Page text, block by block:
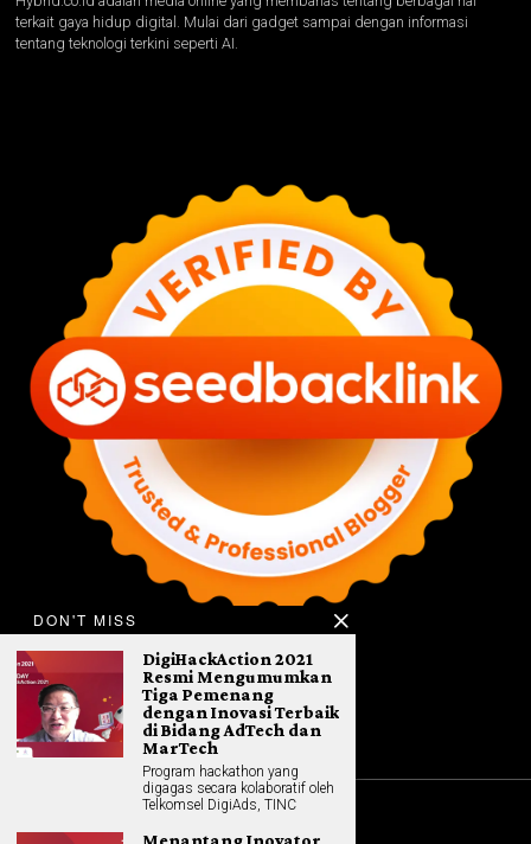
terkait gaya hidup digital. Mulai dari gadget sampai dengan informasi
tentang teknologi terkini seperti AI.
2026 All rights reserved. Hybrid.co.id
DON'T MISS
DigiHackAction 2021
Resmi Mengumumkan
Tiga Pemenang
dengan Inovasi Terbaik
di Bidang AdTech dan
MarTech
Program hackathon yang
digagas secara kolaboratif oleh
Telkomsel DigiAds, TINC